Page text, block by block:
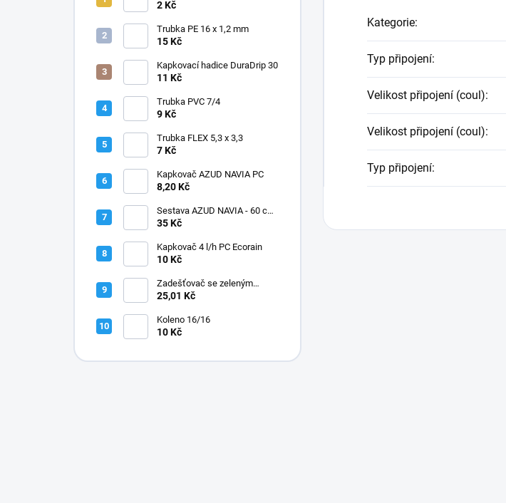
2 Kč
Trubka PE 16 x 1,2 mm
15 Kč
Kapkovací hadice DuraDrip 30
11 Kč
Trubka PVC 7/4
9 Kč
Trubka FLEX 5,3 x 3,3
7 Kč
Kapkovač AZUD NAVIA PC
8,20 Kč
Sestava AZUD NAVIA - 60 cm,
jehly zahnuté
35 Kč
Kapkovač 4 l/h PC Ecorain
10 Kč
Zadešťovač se zeleným
rotorem a žlutou tryskou
25,01 Kč
Koleno 16/16
10 Kč
Kategorie:
Typ připojení:
Velikost připojení (coul):
Velikost připojení (coul):
Typ připojení: